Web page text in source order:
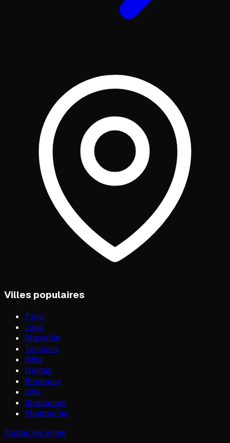
Villes populaires
Paris
Lyon
Marseille
Toulouse
Nice
Nantes
Bordeaux
Lille
Strasbourg
Montpellier
Toutes les villes